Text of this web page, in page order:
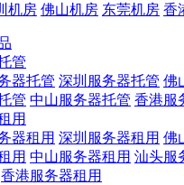
机房 佛山机房 东莞机房 香
管
器托管 深圳服务器托管 佛
管 中山服务器托管 香港服
用
器租用 深圳服务器租用 佛
用 中山服务器租用 汕头服
香港服务器租用